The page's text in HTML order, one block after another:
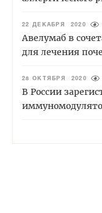
22 ДЕКАБРЯ 2020
Авелумаб в
для лечения
28 ОКТЯБРЯ 2020
В России